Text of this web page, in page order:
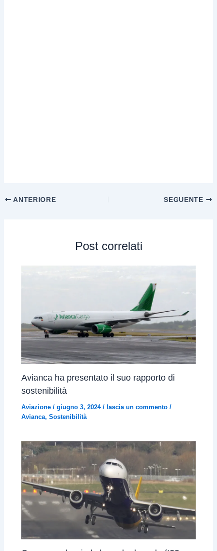
ANTERIORE SEGUENTE
Post correlati
Avianca ha presentato il suo rapporto di
sostenibilità
Aviazione /giugno 3, 2024/ lascia un commento /
Avianca,Sostenibilità